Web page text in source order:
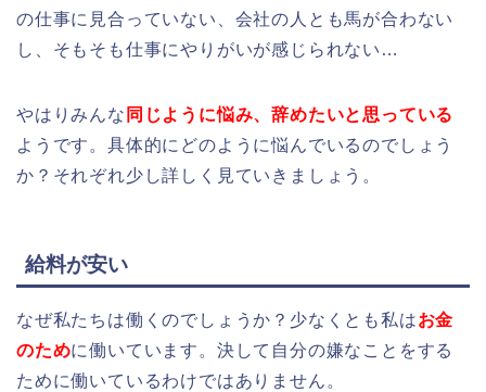
の仕事に見合っていない、会社の人とも馬が合わない
し、そもそも仕事にやりがいが感じられない…
やはりみんな 同じように悩み、辞めたいと思っている
ようです。具体的にどのように悩んでいるのでしょう
か？それぞれ少し詳しく見ていきましょう。
給料が安い
なぜ私たちは働くのでしょうか？少なくとも私はお金
のために働いています。決して自分の嫌なことをする
ために働いているわけではありません。